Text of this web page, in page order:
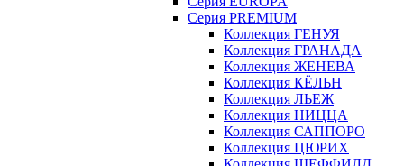
Серия PREMIUM
Коллекция ГЕНУЯ
Коллекция ГРАНАДА
Коллекция ЖЕНЕВА
Коллекция КЁЛЬН
Коллекция ЛЬЕЖ
Коллекция НИЦЦА
Коллекция САППОРО
Коллекция ЦЮРИХ